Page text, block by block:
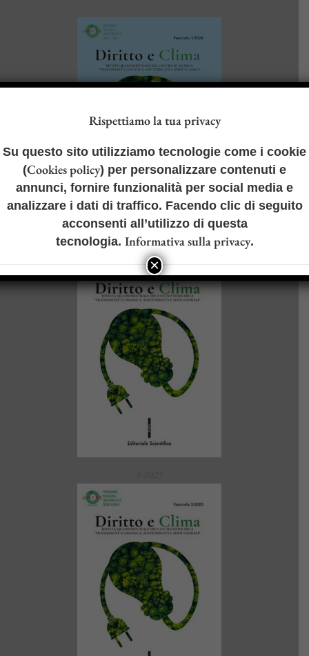
1-2026
Rispettiamo la tua privacy
Su questo sito utilizziamo tecnologie come i cookie
(Cookies policy) per personalizzare contenuti e
annunci, fornire funzionalità per social media e
analizzare i dati di traffico. Facendo clic di seguito
acconsenti all’utilizzo di questa
tecnologia. Informativa sulla privacy.
×